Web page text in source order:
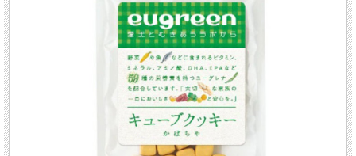
【ｅｕｇｒｅｅｎ】 キューブクッキー（カボチャ） 30ｇ
かぼちゃの風味が生きたフレーバー